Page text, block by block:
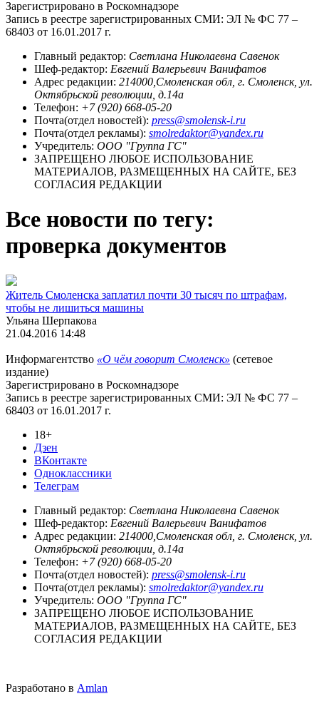
Зарегистрировано в Роскомнадзоре
Запись в реестре зарегистрированных СМИ: ЭЛ № ФС 77 –
68403 от 16.01.2017 г.
Главный редактор: Светлана Николаевна Савенок
Шеф-редактор: Евгений Валерьевич Ванифатов
Адрес редакции: 214000,Смоленская обл, г. Смоленск, ул.
Октябрьской революции, д.14а
Телефон: +7 (920) 668-05-20
Почта(отдел новостей): press@smolensk-i.ru
Почта(отдел рекламы): smolredaktor@yandex.ru
Учредитель: ООО "Группа ГС"
ЗАПРЕЩЕНО ЛЮБОЕ ИСПОЛЬЗОВАНИЕ
МАТЕРИАЛОВ, РАЗМЕЩЕННЫХ НА САЙТЕ, БЕЗ
СОГЛАСИЯ РЕДАКЦИИ
Все новости по тегу:
проверка документов
Житель Смоленска заплатил почти 30 тысяч по штрафам,
чтобы не лишиться машины
Ульяна Шерпакова
21.04.2016 14:48
Информагентство «О чём говорит Смоленск» (сетевое
издание)
Зарегистрировано в Роскомнадзоре
Запись в реестре зарегистрированных СМИ: ЭЛ № ФС 77 –
68403 от 16.01.2017 г.
18+
Дзен
ВКонтакте
Одноклассники
Телеграм
Главный редактор: Светлана Николаевна Савенок
Шеф-редактор: Евгений Валерьевич Ванифатов
Адрес редакции: 214000,Смоленская обл, г. Смоленск, ул.
Октябрьской революции, д.14а
Телефон: +7 (920) 668-05-20
Почта(отдел новостей): press@smolensk-i.ru
Почта(отдел рекламы): smolredaktor@yandex.ru
Учредитель: ООО "Группа ГС"
ЗАПРЕЩЕНО ЛЮБОЕ ИСПОЛЬЗОВАНИЕ
МАТЕРИАЛОВ, РАЗМЕЩЕННЫХ НА САЙТЕ, БЕЗ
СОГЛАСИЯ РЕДАКЦИИ
Разработано в Amlan